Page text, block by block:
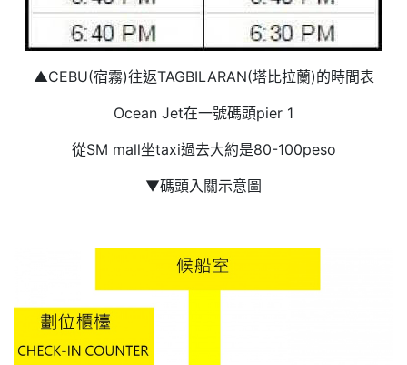
▲CEBU(宿霧)往返TAGBILARAN(塔比拉蘭)的時間表
Ocean Jet在一號碼頭pier 1
從SM mall坐taxi過去大約是80-100peso
▼碼頭入關示意圖